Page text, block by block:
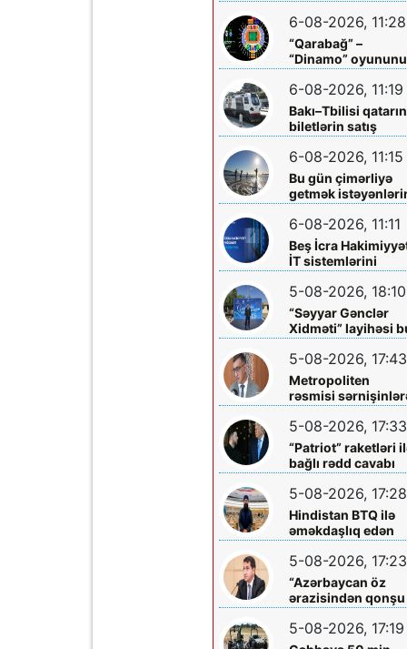
6-08-2026, 11:28
“Qarabağ” –
“Dinamo”
biletləri satışa
çıxarılır
6-08-2026, 11:19
Bakı–Tbilisi
biletlərin satış
müddəti artırılır
6-08-2026, 11:15
Bu gün çimərliyə
getmək
diqqətinə!
6-08-2026, 11:11
Beş İcra
İT sistemlərini
“Hökumət
buludu”na köçürdü
5-08-2026, 18:10
“Səyyar Gənclər
Xidməti” layihəsi
dəfə
5-08-2026, 17:43
Metropoliten
rəsmisi
çıxış yolu göstərdi
5-08-2026, 17:33
“Patriot” raketləri
bağlı rədd cavabı
aldı
5-08-2026, 17:28
Hindistan BTQ ilə
əməkdaşlıq edən
hüquq
təhdid edib
5-08-2026, 17:23
“Azərbaycan öz
ərazisindən qonşu
ölkəyə qarşı
olunmasına icazə
verməz”
5-08-2026, 17:19